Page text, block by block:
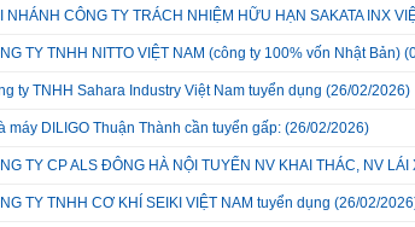
NHÁNH CÔNG TY TRÁCH NHIỆM HỮU HẠN SAKATA INX
TY TNHH NITTO VIỆT NAM (công ty 100% vốn Nhật Bản)
ty TNHH Sahara Industry Việt Nam tuyển dụng (26/02/2026)
máy DILIGO Thuận Thành cần tuyển gấp: (26/02/2026)
TY CP ALS ĐÔNG HÀ NỘI TUYỂN NV KHAI THÁC, NV LÁI
TY TNHH CƠ KHÍ SEIKI VIỆT NAM tuyển dụng (26/02/